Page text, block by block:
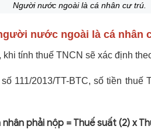
Người nước ngoài là cá nhân cư trú.
nước ngoài là cá nhân
tính thuế TNCN sẽ xác định
111/2013/TT-BTC, số tiền
phải nộp = Thuế suất (2) x